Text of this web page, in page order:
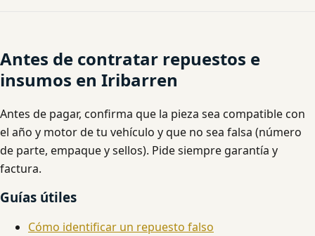
Antes de contratar repuestos e
insumos en Iribarren
Antes de pagar, confirma que la pieza sea compatible con
el año y motor de tu vehículo y que no sea falsa (número
de parte, empaque y sellos). Pide siempre garantía y
factura.
Guías útiles
Cómo identificar un repuesto falso